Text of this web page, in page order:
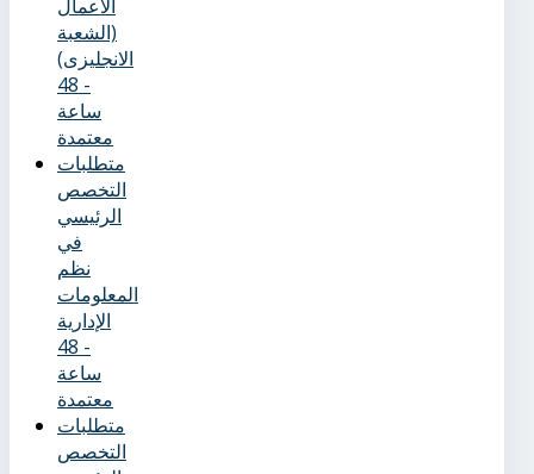
الأعمال
(الشعبة
الانجليزى)
- 48
ساعة
معتمدة
متطلبات
التخصص
الرئيسي
في
نظم
المعلومات
الإدارية
- 48
ساعة
معتمدة
متطلبات
التخصص